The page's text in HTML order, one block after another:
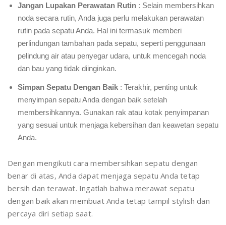
Jangan Lupakan Perawatan Rutin : Selain membersihkan
noda secara rutin, Anda juga perlu melakukan perawatan
rutin pada sepatu Anda. Hal ini termasuk memberi
perlindungan tambahan pada sepatu, seperti penggunaan
pelindung air atau penyegar udara, untuk mencegah noda
dan bau yang tidak diinginkan.
Simpan Sepatu Dengan Baik : Terakhir, penting untuk
menyimpan sepatu Anda dengan baik setelah
membersihkannya. Gunakan rak atau kotak penyimpanan
yang sesuai untuk menjaga kebersihan dan keawetan sepatu
Anda.
Dengan mengikuti cara membersihkan sepatu dengan
benar di atas, Anda dapat menjaga sepatu Anda tetap
bersih dan terawat. Ingatlah bahwa merawat sepatu
dengan baik akan membuat Anda tetap tampil stylish dan
percaya diri setiap saat.